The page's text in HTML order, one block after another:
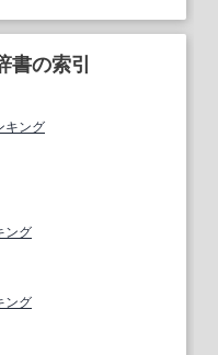
書の索引
キング
ング
ング